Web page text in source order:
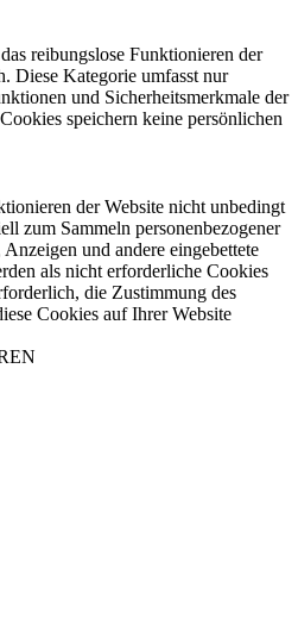
reibungslose Funktionieren der
Diese Kategorie umfasst nur
und Sicherheitsmerkmale der
speichern keine persönlichen
der Website nicht unbedingt
zum Sammeln personenbezogener
und andere eingebettete
als nicht erforderliche Cookies
die Zustimmung des
Cookies auf Ihrer Website